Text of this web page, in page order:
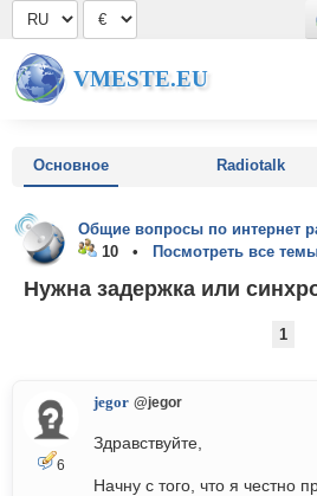
VMESTE.EU
Основное Radiotalk
Общие вопросы по интернет
10 •
Посмотреть все
Нужна задержка или
1
6
jegor @jegor
Здравствуйте,
Начну с того, что я честно